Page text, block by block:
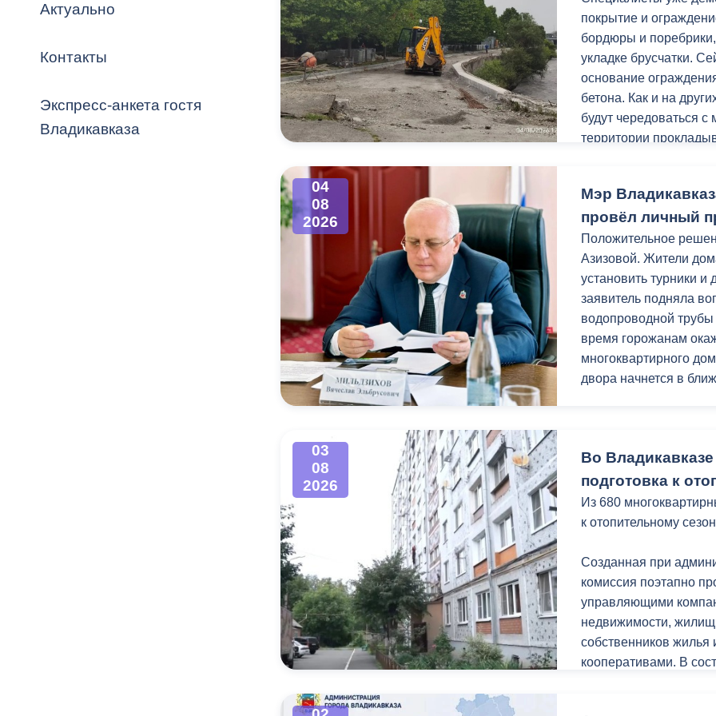
Владикавказ
Распоряжения, постановления Кадровая политика
ОРВ и экспертиза НПА Контактная информация
Оценка деятельности органов
местного самоуправления
Списки граждан, состоящих на
учете в качестве нуждающихся в
улучшении жилищных условий по
Открытые данные
Общественное обсуждение
документов стратегического
планирования
Информация о результатах
проверок
Порядок обжалования решений и
действий органов местного
самоуправления
Муниципальный контроль Выборы 2026
Актуально
Контакты
Экспресс-анкета гостя
Владикавказа
покрытие и
бордюры и
укладке брусчатки.
основание
бетона. Как и на
будут чередоваться
территории
урн.
Уверен, после
местом притяжения
Работы проходят в
«Благоустройство и
нацпроекта
04
08
2026
Мэр
провёл личный
Положительное
Азизовой. Жители
установить турники и
заявитель подняла
водопроводной
время горожанам
многоквартирного
двора начнется в
поскольку дом в
Выяснилось, что дом
многоквартирных
декабря 2030 года.
Ирина Потапенко
установке
рассмотрения
необходимый пакет
Также на приеме
03
08
2026
Во
подготовка к
Из 680
к отопительному
Созданная при
комиссия поэтапно
управляющими
недвижимости,
собственников
кооперативами. В